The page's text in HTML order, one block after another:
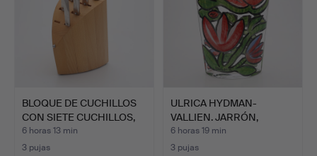
BLOQUE DE CUCHILLOS
CON SIETE CUCHILLOS,
"…
6 horas 13 min
3 pujas
ULRICA HYDMAN-
VALLIEN. JARRÓN,
VIDRIO, KOS…
6 horas 19 min
3 pujas